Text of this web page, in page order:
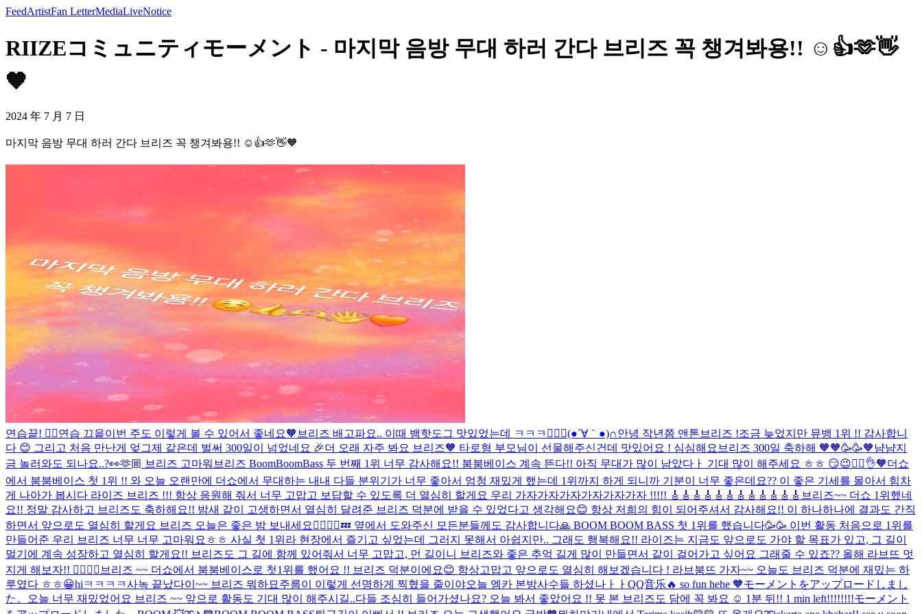
FeedArtistFan LetterMediaLiveNotice
RIIZEコミュニティモーメント - 마지막 음방 무대 하러 간다 브리즈 꼭 챙겨봐용!! ☺️👍🫶👋
🧡
2024 年 7 月 7 日
마지막 음방 무대 하러 간다 브리즈 꼭 챙겨봐용!! ☺️👍🫶👋🧡
연습끝! ☝🏼연습 끄읕이번 주도 이렇게 볼 수 있어서 좋네요🧡 브리즈 배고파요.. 이때 뱀핫도그 맛있었는데 ㅋㅋㅋ 🙋🏻‍♀️(●´∀｀●)∩안녕 작년쯤 앤톤 브리즈 !조금 늦었지만 뮤뱅 1위 !! 감사합니
다 😊 그리고 처음 만난게 엊그제 같은데 벌써 300일이 넘었네요 🎉더 오래 자주 봐요 브리즈🧡 타로형 부모님이 선물해주신건데 맛있어요 ! 심심해요 브리즈 300일 축하해 🧡🧡🥳🥳🧡냠냠지
금 놀러와도 되나요..?👀🫶🏼 브리즈 고마워 브리즈 BoomBoomBass 두 번째 1위 너무 감사해요!! 붐붐베이스 계속 뜬다!! 아직 무대가 많이 남았다ㅏ 기대 많이 해주세요 ㅎㅎ 😏😉🙂‍↕️👌🧡더쇼
에서 붐붐베이스 첫 1위 !! 와 오늘 오랜만에 더쇼에서 무대하는 내내 다들 분위기가 너무 좋아서 엄청 재밌게 했는데 1위까지 하게 되니까 기분이 너무 좋은데요?? 이 좋은 기세를 몰아서 힘차
게 나아가 봅시다 라이즈 브리즈 !!! 항상 응원해 줘서 너무 고맙고 보답할 수 있도록 더 열심히 할게요 우리 가자가자가자가자가자가자 !!!!! 🎸🎸🎸🎸🎸🎸🎸🎸🎸🎸🎸🎸 브리즈~~ 더쇼 1위했네
요!! 정말 감사하고 브리즈도 축하해요!! 밤새 같이 고생하면서 열심히 달려준 브리즈 덕분에 받을 수 있었다고 생각해요😊 항상 저희의 힘이 되어주셔서 감사해요!! 이 하나하나에 결과도 간직
하면서 앞으로도 열심히 할게요 브리즈 오늘은 좋은 밤 보내세요🙂‍↕️🙂‍↕️💤 옆에서 도와주신 모든분들께도 감사합니다🙏 BOOM BOOM BASS 첫 1위를 했습니다🥳🥳 이번 활동 처음으로 1위를
만들어준 우리 브리즈 너무 너무 고마워요ㅎㅎ 사실 첫 1위라 현장에서 즐기고 싶었는데 그러지 못해서 아쉽지만.. 그래도 행복해요!! 라이즈는 지금도 앞으로도 가야 할 목표가 있고, 그 길이
멀기에 계속 성장하고 열심히 할게요!! 브리즈도 그 길에 함께 있어줘서 너무 고맙고, 먼 길이니 브리즈와 좋은 추억 길게 많이 만들면서 같이 걸어가고 싶어요 그래줄 수 있죠?? 올해 라브뜨 멋
지게 해보자!! ☝🏼🙏🏼 브리즈 ~~ 더쇼에서 붐붐베이스로 첫1위를 했어요 !! 브리즈 덕분이에요😊 항상고맙고 앞으로도 열심히 해보겠습니다 ! 라브붐뜨 가자~~ 오늘도 브리즈 덕분에 재밌는 하
루였다 ㅎㅎ😀hi ㅋㅋㅋㅋ사녹 끝났다이~~ 브리즈 뭐하묘 주름이 이렇게 선명하게 찍혔을 줄이야오늘 엠카 본방사수들 하셨나ㅏㅏ QQ音乐🔥 so fun hehe 🧡モーメントをアップロードしまし
た。
오늘 너무 재밌었어요 브리즈 ~~ 앞으로 활동도 기대 많이 해주시길..다들 조심히 들어가셨나요? 오늘 봐서 좋았어요 !! 못 본 브리즈도 담에 꼭 봐요 ☺️ 1분 뒤!! 1 min left!!!!!!!!モーメント